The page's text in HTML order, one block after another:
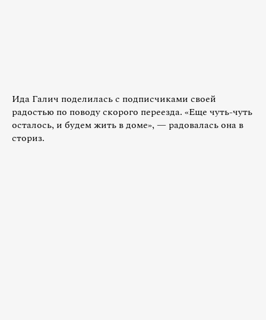
Ида Галич поделилась с подписчиками своей
радостью по поводу скорого переезда. «Еще чуть-чуть
осталось, и будем жить в доме», — радовалась она в
сториз.